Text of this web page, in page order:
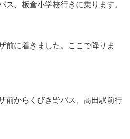
ス、板倉小学校行きに乗ります。
前に着きました。ここで降りま
前からくびき野バス、高田駅前行